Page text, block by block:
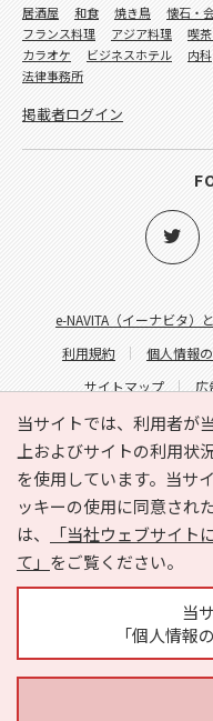
当サイトでは、利用者が
上およびサイトの利用状
を使用しています。当サ
ッキーの使用に同意され
は、
「当社ウェブサイ
て」 をご覧ください。
当
「個人情報
e-NAVITA（イーナビタ）
利用規約
個人情報
サイトマップ
広
サイトの
居酒屋 和食 焼き鳥 懐石・
フランス料理
アジア料理 喫
カラオケ
ビジネスホテル 内科
法律事務所
掲載者ログイン
Copyright ©